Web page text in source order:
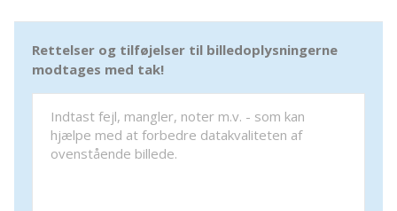
Rettelser og tilføjelser til billedoplysningerne
modtages med tak!